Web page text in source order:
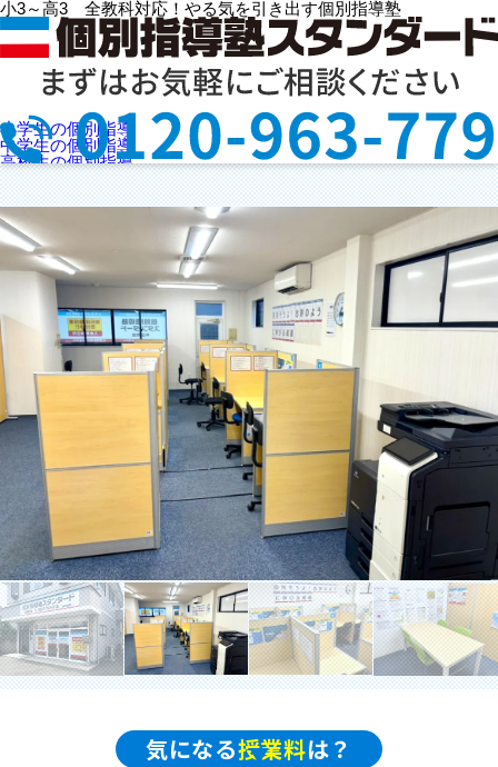
小3～高3 全教科対応！やる気を引き出す個別指導塾
お問合せ
資料請求
メニュー
小学生の個別指導
中学生の個別指導
高校生の個別指導
選ばれる理由
授業料を知りたい
教室検索
お電話からのお問い合わせ
受付時間 ：［月～土］9:00～22:30
神辺教室
(広島県福山市)
気になる授業料は？